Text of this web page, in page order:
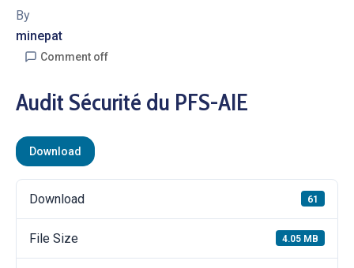
By
minepat
Comment off
Audit Sécurité du PFS-AIE
Download
Download 61
File Size 4.05 MB